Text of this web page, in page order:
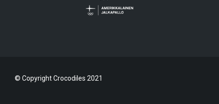
© Copyright Crocodiles 2021